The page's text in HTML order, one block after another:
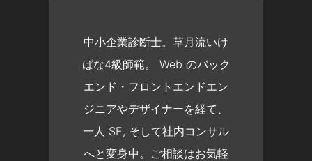
中小企業診断士。草月流いけ
ばな4級師範。 Web のバック
エンド・フロントエンドエン
ジニアやデザイナーを経て、
一人 SE, そして社内コンサル
へと変身中。ご相談はお気軽